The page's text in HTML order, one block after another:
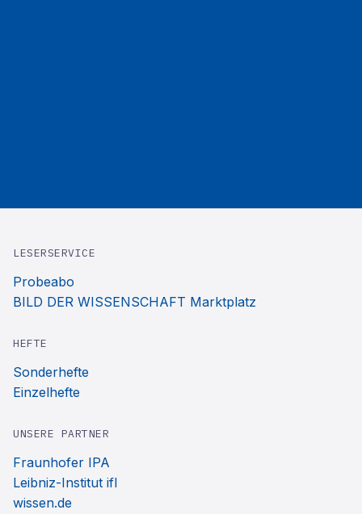
LESERSERVICE
Probeabo
BILD DER WISSENSCHAFT Marktplatz
HEFTE
Sonderhefte
Einzelhefte
UNSERE PARTNER
Fraunhofer IPA
Leibniz-Institut ifl
wissen.de